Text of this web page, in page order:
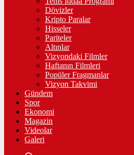
Dövizler
Kripto Paralar
Hisseler
Pariteler
Altınlar
Vizyondaki Filmler
Haftanın Filmleri
Popüler Fragmanlar
Vizyon Takvimi
Gündem
Spor
Ekonomi
Magazin
Videolar
Galeri